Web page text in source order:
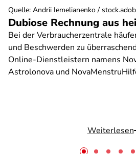
Dubiose Rechnung aus
Bei der Verbraucherzentrale
und Beschwerden zu
Online-Dienstleistern namens
Astrolonova und
Weiterlesen
Quelle: Andrii Iemelianenko /